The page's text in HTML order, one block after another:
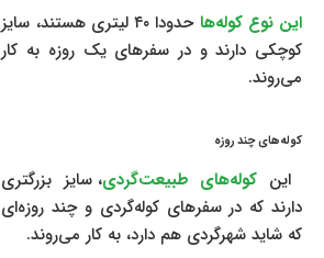
این نوع کوله‌ها
حدودا ۴۰ لیتری هستند، سایز
کوچکی دارند و در سفرهای یک روزه به کار
می‌روند.
کوله‌های چند روزه
این کوله‌های طبیعت‌گردی، سایز بزرگتری
دارند که در سفرهای کوله‌گردی و چند روزه‌ای
که شاید شهرگردی هم دارد، به کار می‌روند.